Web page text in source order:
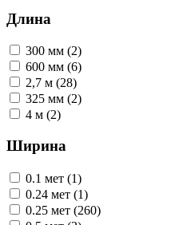
Длина
300 мм (2)
600 мм (6)
2,7 м (28)
325 мм (2)
4 м (2)
Ширина
0.1 мет (1)
0.24 мет (1)
0.25 мет (260)